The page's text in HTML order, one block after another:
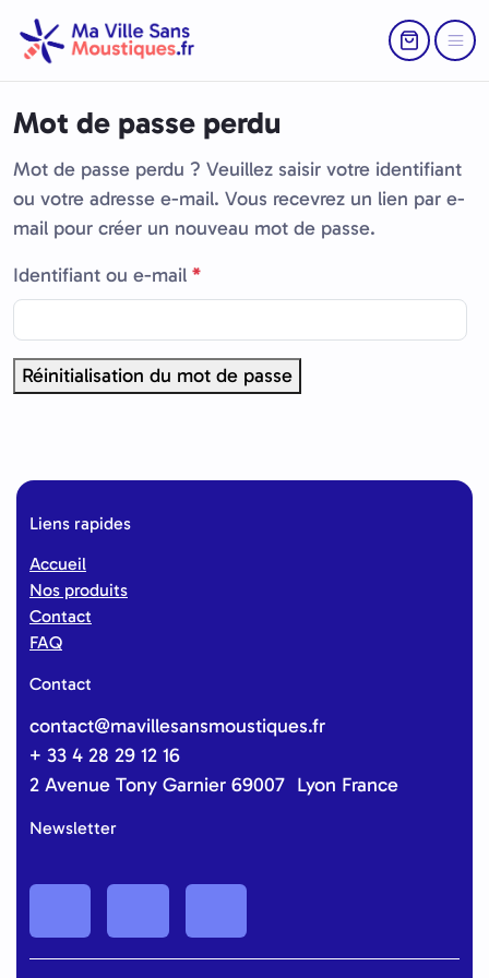
Return to
Menu
Mot de passe perdu
Mot de passe perdu ? Veuillez saisir votre identifiant
ou votre adresse e-mail. Vous recevrez un lien par e-
mail pour créer un nouveau mot de passe.
Identifiant ou e-mail *O
b
i
g
o
Réinitialisation du mot de passe
Liens rapides
Accueil
Nos produits
Contact
FAQ
Contact
contact@mavillesansmoustiques.fr
+ 33 4 28 29 12 16
2 Avenue Tony Garnier 69007 Lyon France
Newsletter